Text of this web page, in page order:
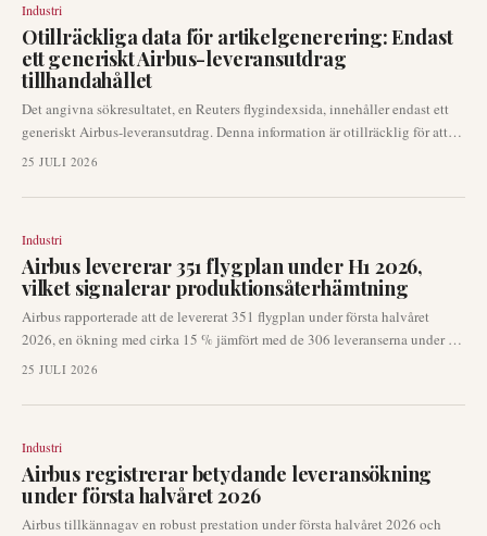
Industri
Otillräckliga data för artikelgenerering: Endast
ett generiskt Airbus-leveransutdrag
tillhandahållet
Det angivna sökresultatet, en Reuters flygindexsida, innehåller endast ett
generiskt Airbus-leveransutdrag. Denna information är otillräcklig för att
konstruera en omfattande, faktabaserad och SEO-optimerad
detaljerat och verifierbart källmaterial.
25 JULI 2026
Industri
Airbus levererar 351 flygplan under H1 2026,
vilket signalerar produktionsåterhämtning
Airbus rapporterade att de levererat 351 flygplan under första halvåret
2026, en ökning med cirka 15 % jämfört med de 306 leveranserna under H1
2025. Företaget levererade också 89 jetflygplan i juni, vilket bidrog till en
operationell signal, eftersom leveranssiffror återspeglar tillverkningshälsa,
flygplanstillverkaren.
25 JULI 2026
Industri
Airbus registrerar betydande leveransökning
under första halvåret 2026
Airbus tillkännagav en robust prestation under första halvåret 2026 och